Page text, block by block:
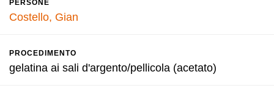
PERSONE
Costello, Gian
PROCEDIMENTO
gelatina ai sali d'argento/pellicola (acetato)